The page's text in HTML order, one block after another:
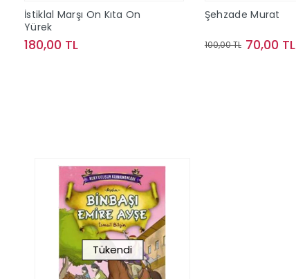
İstiklal Marşı On Kıta On
Yürek
180,00 TL
Şehzade Murat
100,00 TL 70,00 TL
Tükendi